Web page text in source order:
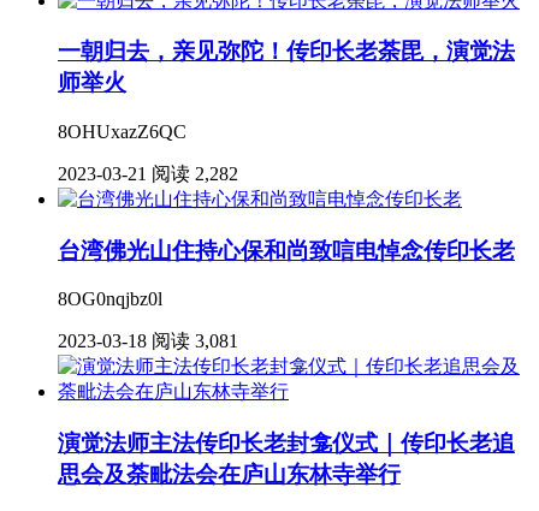
一朝归去，亲见弥陀！传印长老荼毘，演觉法
师举火
8OHUxazZ6QC
2023-03-21 阅读 2,282
台湾佛光山住持心保和尚致唁电悼念传印长老
8OG0nqjbz0l
2023-03-18 阅读 3,081
演觉法师主法传印长老封龛仪式｜传印长老追
思会及荼毗法会在庐山东林寺举行